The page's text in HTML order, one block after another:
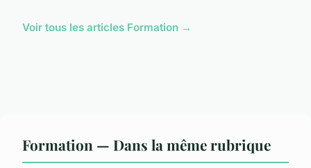
Voir tous les articles Formation →
Formation — Dans la même rubrique